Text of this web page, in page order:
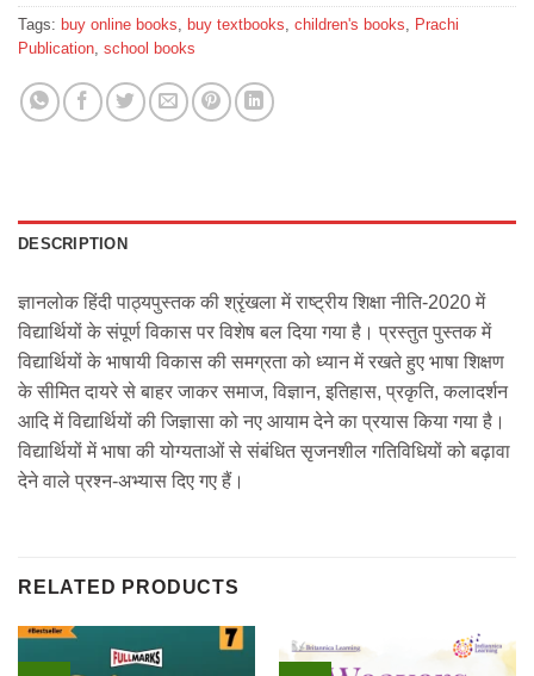
Tags: buy online books, buy textbooks, children's books, Prachi
Publication, school books
DESCRIPTION
ज्ञानलोक हिंदी पाठ्यपुस्तक की श्रृंखला में राष्ट्रीय शिक्षा नीति-2020 में
विद्यार्थियों के संपूर्ण विकास पर विशेष बल दिया गया है। प्रस्तुत पुस्तक में
विद्यार्थियों के भाषायी विकास की समग्रता को ध्यान में रखते हुए भाषा शिक्षण
के सीमित दायरे से बाहर जाकर समाज, विज्ञान, इतिहास, प्रकृति, कलादर्शन
आदि में विद्यार्थियों की जिज्ञासा को नए आयाम देने का प्रयास किया गया है।
विद्यार्थियों में भाषा की योग्यताओं से संबंधित सृजनशील गतिविधियों को बढ़ावा
देने वाले प्रश्न-अभ्यास दिए गए हैं।
RELATED PRODUCTS